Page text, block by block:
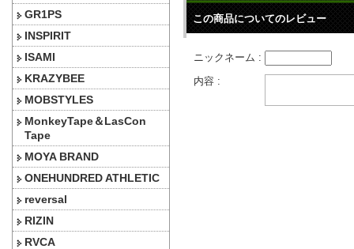
GR1PS
INSPIRIT
ISAMI
KRAZYBEE
MOBSTYLES
MonkeyTape＆LasCon
Tape
MOYA BRAND
ONEHUNDRED ATHLETIC
reversal
RIZIN
RVCA
この商品についてのレビュー
ニックネーム :
内容 :